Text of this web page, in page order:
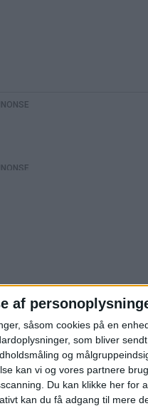
af
såsom cookies på en
som bliver
og
kan vi og vores partnere
Du kan klikke her for
kan du få adgang til mere